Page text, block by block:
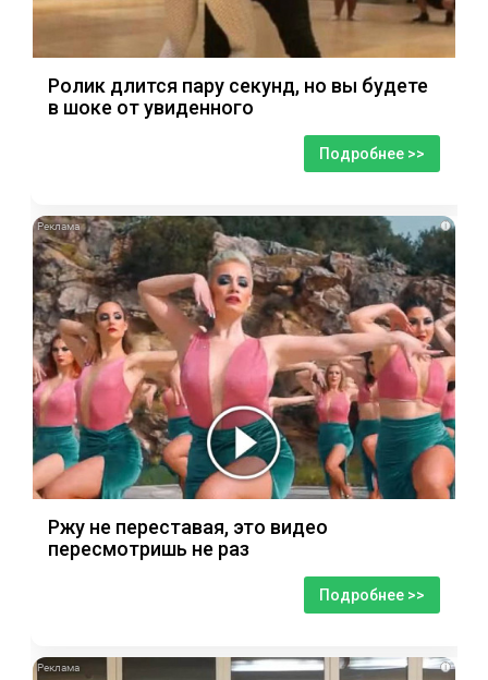
Ролик длится пару секунд, но вы будете
в шоке от увиденного
Подробнее >>
i
Ржу не переставая, это видео
пересмотришь не раз
Подробнее >>
i